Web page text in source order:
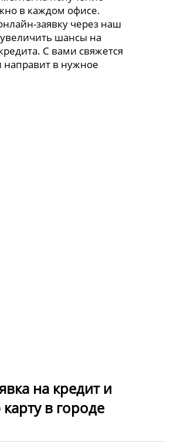
в каждом офисе.
заявку через наш
шансы на
С вами свяжется
в нужное
на кредит и
в городе